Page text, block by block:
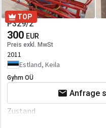
TOP
P329/2
300 EUR
Preis exkl. MwSt
2011
Estland, Keila
Gyhm OÜ
Anfrage
Zustand